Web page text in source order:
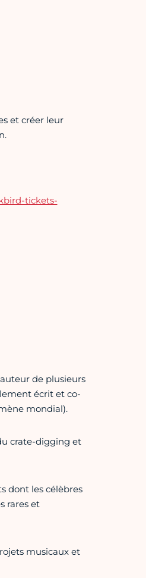
et créer leur
tickets-
de plusieurs
écrit et co-
mondial).
crate-digging et
dont les célèbres
rares et
musicaux et